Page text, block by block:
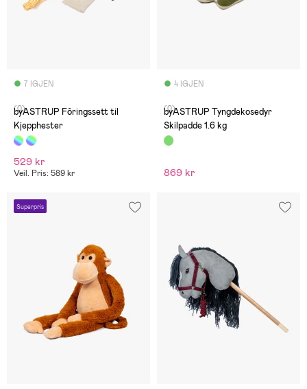
7 IGJEN
(0)
byASTRUP Fôringssett til
Kjepphester
529 kr
Veil. Pris: 589 kr
4 IGJEN
(0)
byASTRUP Tyngdekosedyr
Skilpadde 1.6 kg
869 kr
Superpris